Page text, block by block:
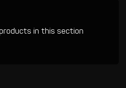
products in this section